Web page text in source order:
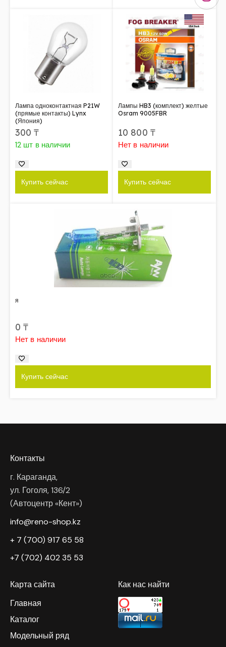
Лампа одноконтактная P21W
(прямые контакты) Lynx
(Япония)
300₸
12 шт в наличии
Купить сейчас
Лампы HB3 (комплект) желтые
Osram 9005FBR
10 800 ₸
Нет в наличии
Купить сейчас
я
0₸
Нет в наличии
Купить сейчас
Контакты
г. Караганда,
ул. Гоголя, 136/2
(Автоцентр «Кент»)
info@reno-shop.kz
+ 7 (700) 917 65 58
+7 (702) 402 35 53
Карта сайта
Главная
Каталог
Модельный ряд
Как нас найти